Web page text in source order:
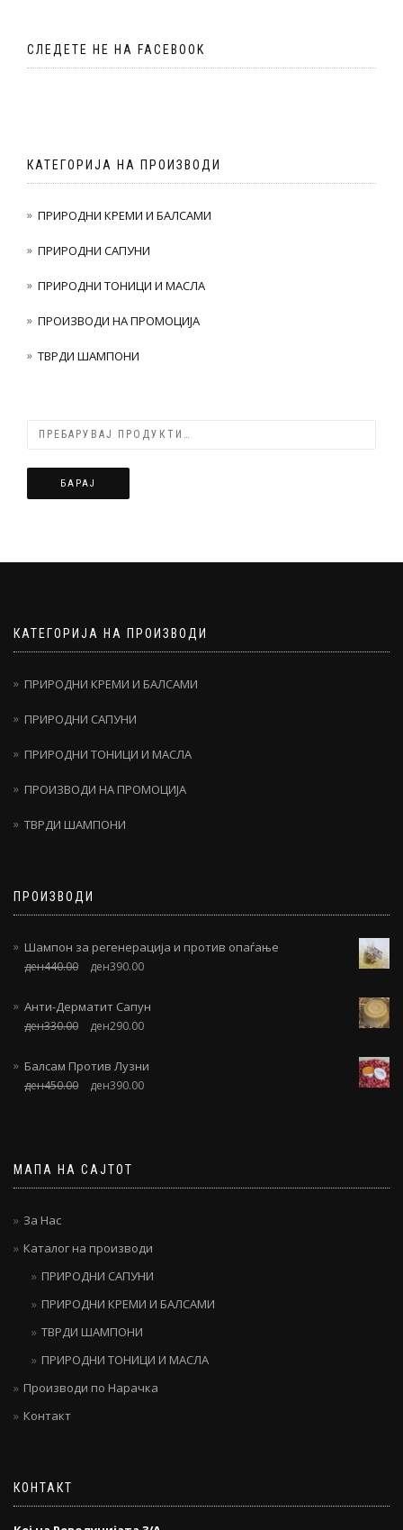
СЛЕДЕТЕ НЕ НА FACEBOOK
КАТЕГОРИЈА НА ПРОИЗВОДИ
ПРИРОДНИ КРЕМИ И БАЛСАМИ
ПРИРОДНИ САПУНИ
ПРИРОДНИ ТОНИЦИ И МАСЛА
ПРОИЗВОДИ НА ПРОМОЦИЈА
ТВРДИ ШАМПОНИ
БАРАЈ
КАТЕГОРИЈА НА ПРОИЗВОДИ
ПРИРОДНИ КРЕМИ И БАЛСАМИ
ПРИРОДНИ САПУНИ
ПРИРОДНИ ТОНИЦИ И МАСЛА
ПРОИЗВОДИ НА ПРОМОЦИЈА
ТВРДИ ШАМПОНИ
ПРОИЗВОДИ
Шампон за регенерација и против опаѓање
ден440.00 ден390.00
Анти-Дерматит Сапун
ден330.00 ден290.00
Балсам Против Лузни
ден450.00 ден390.00
МАПА НА САЈТОТ
За Нас
Каталог на производи
ПРИРОДНИ САПУНИ
ПРИРОДНИ КРЕМИ И БАЛСАМИ
ТВРДИ ШАМПОНИ
ПРИРОДНИ ТОНИЦИ И МАСЛА
Производи по Нарачка
Контакт
КОНТАКТ